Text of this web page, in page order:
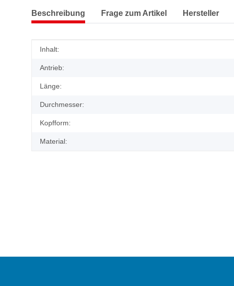
Beschreibung Frage zum Artikel Hersteller
Produkteigenschaft
Wert
Inhalt:
Antrieb:
Länge:
Durchmesser:
Kopfform:
Material: